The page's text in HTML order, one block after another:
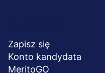
stopka
Zapisz się
Konto kandydata
MeritoGO